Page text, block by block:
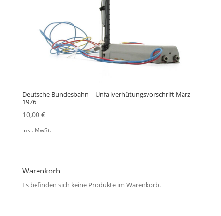
Deutsche Bundesbahn – Unfallverhütungsvorschrift März
1976
10,00 €
inkl. MwSt.
Warenkorb
Es befinden sich keine Produkte im Warenkorb.